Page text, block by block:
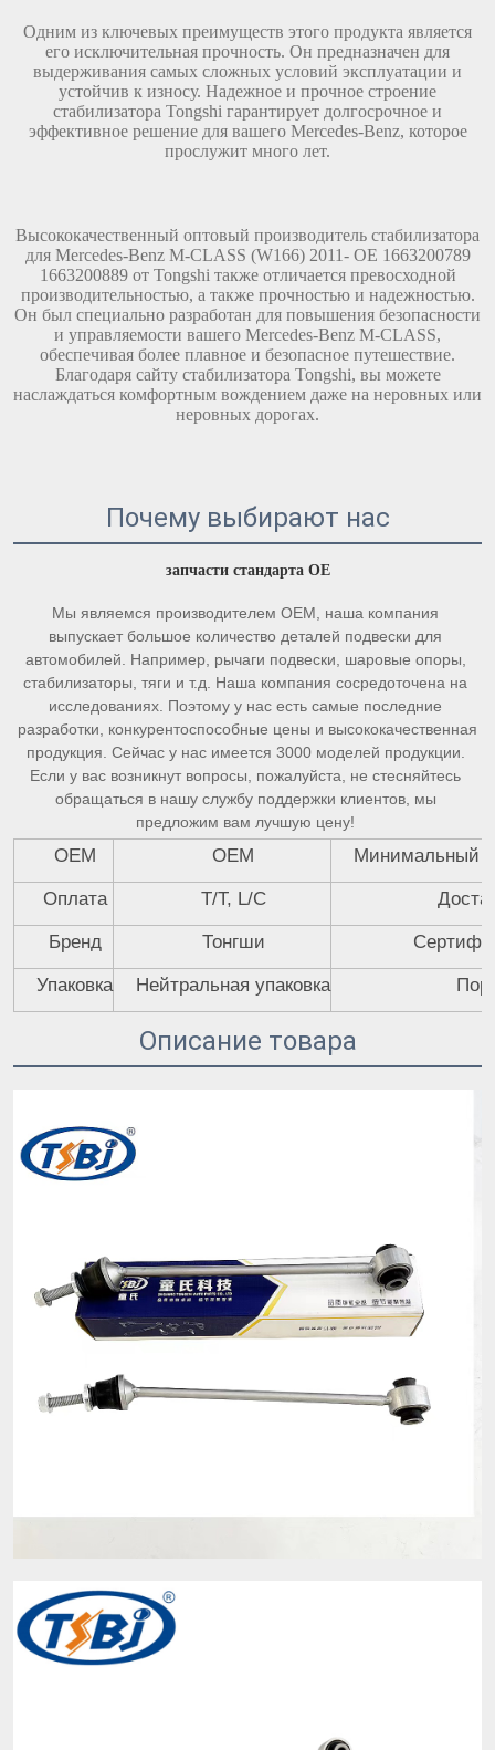
Одним из ключевых преимуществ этого продукта является
его исключительная прочность. Он предназначен для
выдерживания самых сложных условий эксплуатации и
устойчив к износу. Надежное и прочное строение
стабилизатора Tongshi гарантирует долгосрочное и
эффективное решение для вашего Mercedes-Benz, которое
прослужит много лет.
Высококачественный оптовый производитель стабилизатора
для Mercedes-Benz M-CLASS (W166) 2011- ОЕ 1663200789
1663200889 от Tongshi также отличается превосходной
производительностью, а также прочностью и надежностью.
Он был специально разработан для повышения безопасности
и управляемости вашего Mercedes-Benz M-CLASS,
обеспечивая более плавное и безопасное путешествие.
Благодаря сайту стабилизатора Tongshi, вы можете
наслаждаться комфортным вождением даже на неровных или
неровных дорогах.
Почему выбирают нас
запчасти стандарта OE
Мы являемся производителем OEM, наша компания
выпускает большое количество деталей подвески для
автомобилей. Например, рычаги подвески, шаровые опоры,
стабилизаторы, тяги и т.д. Наша компания сосредоточена на
исследованиях. Поэтому у нас есть самые последние
разработки, конкурентоспособные цены и высококачественная
продукция. Сейчас у нас имеется 3000 моделей продукции.
Если у вас возникнут вопросы, пожалуйста, не стесняйтесь
обращаться в нашу службу поддержки клиентов, мы
предложим вам лучшую цену!
OEM OEM Минимальный
Оплата T/T, L/C
Бренд Тонгши
Упаковка Нейтральная упаковка
Описание товара